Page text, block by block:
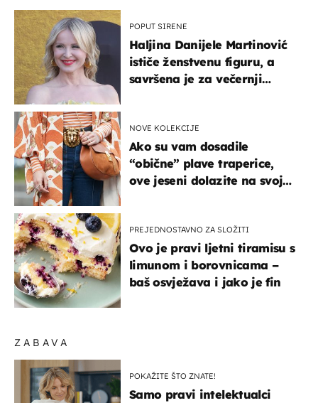
ZABAVA
POKAŽITE ŠTO ZNATE!
Samo pravi intelektualci
POPUT SIRENE
Haljina Danijele Martinović
ističe ženstvenu figuru, a
savršena je za večernji
NOVE KOLEKCIJE
Ako su vam dosadile
“obične” plave traperice,
ove jeseni dolazite na svoje
PREJEDNOSTAVNO ZA SLOŽITI
Ovo je pravi ljetni tiramisu s
limunom i borovnicama –
baš osvježava i jako je fin